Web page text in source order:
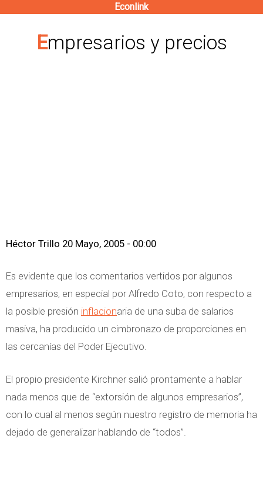
contenido
Econlink
Empresarios y precios
Héctor Trillo 20 Mayo, 2005 - 00:00
Es evidente que los comentarios vertidos por algunos
empresarios, en especial por Alfredo Coto, con respecto a
la posible presión inflacionaria de una suba de salarios
masiva, ha producido un cimbronazo de proporciones en
las cercanías del Poder Ejecutivo.
El propio presidente Kirchner salió prontamente a hablar
nada menos que de “extorsión de algunos empresarios”,
con lo cual al menos según nuestro registro de memoria ha
dejado de generalizar hablando de “todos”.